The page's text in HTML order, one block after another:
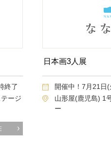
終了
ージ
日本画3人展
開催中！7月21日
山形屋(鹿児島) 1
ー